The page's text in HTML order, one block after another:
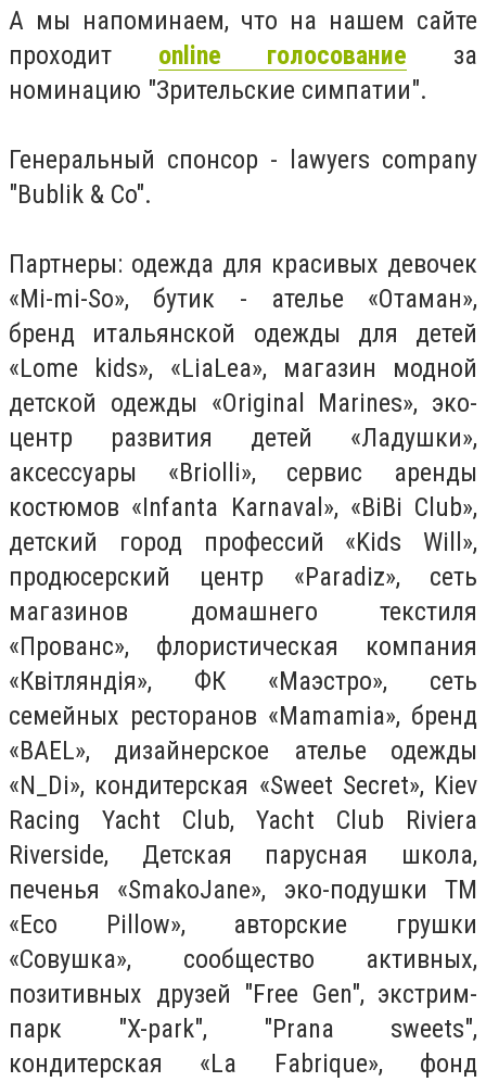
А мы напоминаем, что на нашем сайте
проходит online голосование за
номинацию "Зрительские симпатии".
Генеральный спонсор - lawyers company
"Bublik & Co".
Партнеры: одежда для красивых девочек
«Mi-mi-So», бутик - ателье «Отаман»,
бренд итальянской одежды для детей
«Lome kids», «LiaLea», магазин модной
детской одежды «Original Marines», эко-
центр развития детей «Ладушки»,
аксессуары «Briolli», сервис аренды
костюмов «Infanta Karnaval», «BiBi Club»,
детский город профессий «Kids Will»,
продюсерский центр «Paradiz», сеть
магазинов домашнего текстиля
«Прованс», флористическая компания
«Квітляндія», ФК «Маэстро», сеть
семейных ресторанов «Mamamia», бренд
«BAEL», дизайнерское ателье одежды
«N_Di», кондитерская «Sweet Secret», Kiev
Racing Yacht Club, Yacht Club Riviera
Riverside, Детская парусная школа,
печенья «SmakoJane», эко-подушки ТМ
«Eco Pillow», авторские грушки
«Совушка», сообщество активных,
позитивных друзей "Free Gen", экстрим-
парк "X-park", "Prana sweets",
кондитерская «La Fabrique», фонд